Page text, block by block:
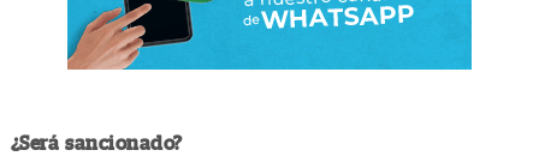
¿Será sancionado?